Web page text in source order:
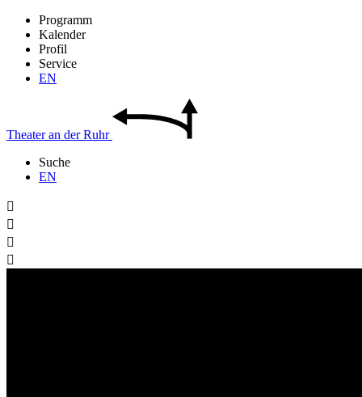
Programm
Kalender
Profil
Service
EN
Theateran derRuhr
Suche
EN



